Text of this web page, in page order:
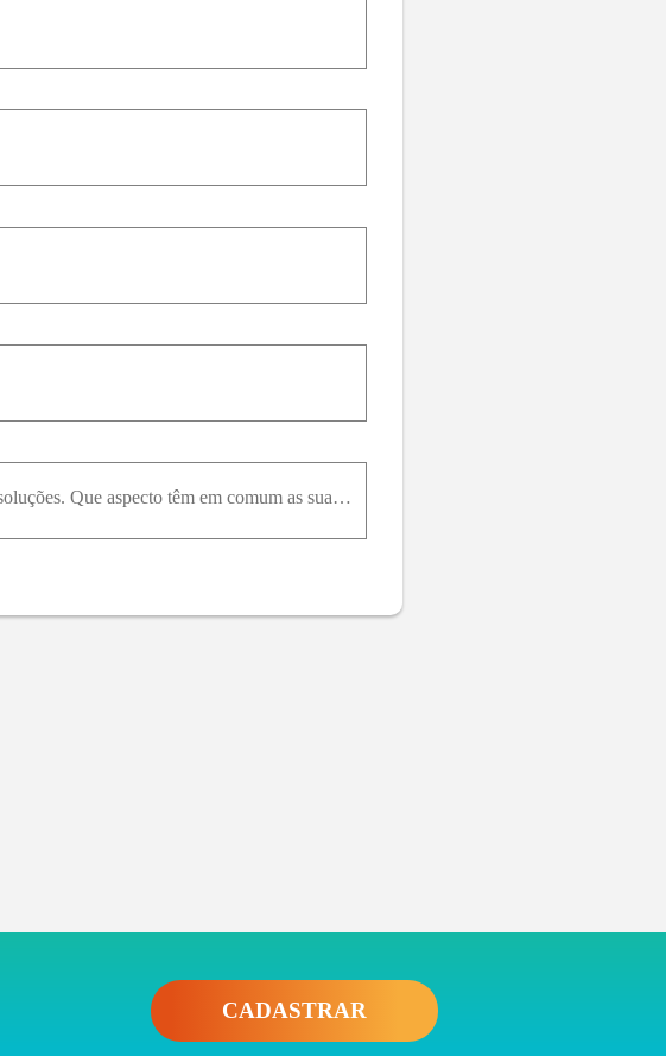
Faça o gráfico das duas soluções básicas da equação diferencial e de várias outras soluções. Que aspecto têm em comum as suas soluções?16-(d^2 y) / (d^2 x) - 2 * (dy) / (dx) + 5y = 0
CADASTRAR